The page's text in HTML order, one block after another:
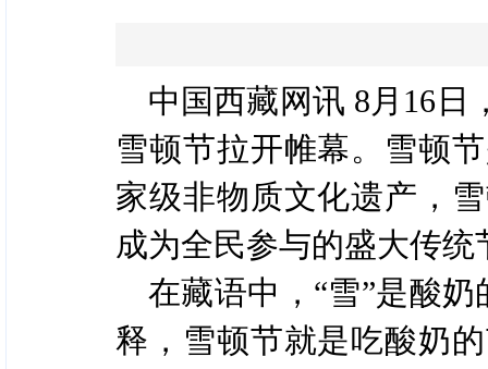
中国西藏网讯 8月16日
雪顿节拉开帷幕。雪顿
家级非物质文化遗产，
成为全民参与的盛大传统
在藏语中，“雪”是酸奶
释，雪顿节就是吃酸奶